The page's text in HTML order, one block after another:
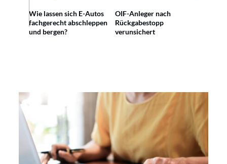
Wie lassen sich E-Autos
fachgerecht abschleppen
und bergen?
OIF-Anleger nach
Rückgabestopp
verunsichert